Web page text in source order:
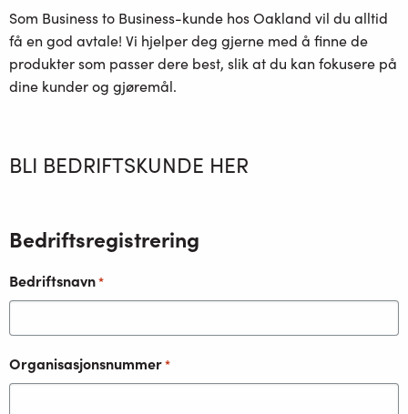
Som Business to Business-kunde hos Oakland vil du alltid
få en god avtale! Vi hjelper deg gjerne med å finne de
produkter som passer dere best, slik at du kan fokusere på
dine kunder og gjøremål.
BLI BEDRIFTSKUNDE HER
Bedriftsregistrering
Bedriftsnavn*
Organisasjonsnummer*